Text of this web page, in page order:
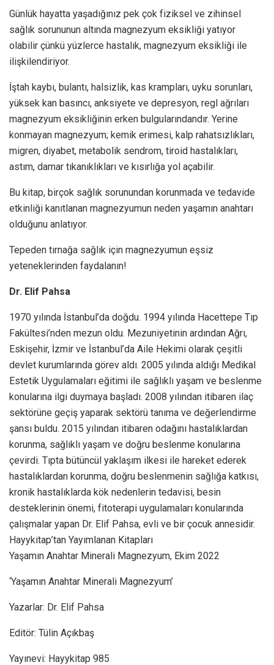
Günlük hayatta yaşadığınız pek çok fiziksel ve zihinsel
sağlık sorununun altında magnezyum eksikliği yatıyor
olabilir çünkü yüzlerce hastalık, magnezyum eksikliği ile
ilişkilendiriyor.
İştah kaybı, bulantı, halsizlik, kas krampları, uyku sorunları,
yüksek kan basıncı, anksiyete ve depresyon, regl ağrıları
magnezyum eksikliğinin erken bulgularındandır. Yerine
konmayan magnezyum; kemik erimesi, kalp rahatsızlıkları,
migren, diyabet, metabolik sendrom, tiroid hastalıkları,
astım, damar tıkanıklıkları ve kısırlığa yol açabilir.
Bu kitap, birçok sağlık sorunundan korunmada ve tedavide
etkinliği kanıtlanan magnezyumun neden yaşamın anahtarı
olduğunu anlatıyor.
Tepeden tırnağa sağlık için magnezyumun eşsiz
yeteneklerinden faydalanın!
Dr. Elif Pahsa
1970 yılında İstanbul’da doğdu. 1994 yılında Hacettepe Tıp
Fakültesi’nden mezun oldu. Mezuniyetinin ardından Ağrı,
Eskişehir, İzmir ve İstanbul’da Aile Hekimi olarak çeşitli
devlet kurumlarında görev aldı. 2005 yılında aldığı Medikal
Estetik Uygulamaları eğitimi ile sağlıklı yaşam ve beslenme
konularına ilgi duymaya başladı. 2008 yılından itibaren ilaç
sektörüne geçiş yaparak sektörü tanıma ve değerlendirme
şansı buldu. 2015 yılından itibaren odağını hastalıklardan
korunma, sağlıklı yaşam ve doğru beslenme konularına
çevirdi. Tıpta bütüncül yaklaşım ilkesi ile hareket ederek
hastalıklardan korunma, doğru beslenmenin sağlığa katkısı,
kronik hastalıklarda kök nedenlerin tedavisi, besin
desteklerinin önemi, fitoterapi uygulamaları konularında
çalışmalar yapan Dr. Elif Pahsa, evli ve bir çocuk annesidir.
Hayykitap’tan Yayımlanan Kitapları
Yaşamın Anahtar Minerali Magnezyum, Ekim 2022
‘Yaşamın Anahtar Minerali Magnezyum’
Yazarlar: Dr. Elif Pahsa
Editör: Tülin Açıkbaş
Yayınevi: Hayykitap 985